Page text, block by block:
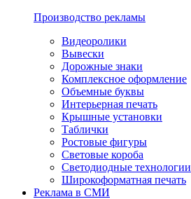
Производство рекламы
Видеоролики
Вывески
Дорожные знаки
Комплексное оформление
Объемные буквы
Интерьерная печать
Крышные установки
Таблички
Ростовые фигуры
Световые короба
Светодиодные технологии
Широкоформатная печать
Реклама в СМИ